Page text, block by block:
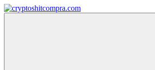
Saltar
al